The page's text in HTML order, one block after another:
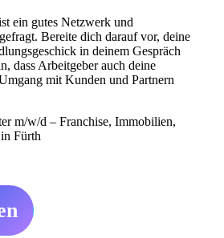
ein gutes Netzwerk und
Bereite dich darauf vor, deine
in deinem Gespräch
dass Arbeitgeber auch deine
mit Kunden und Partnern
m/w/d – Franchise, Immobilien,
Fürth